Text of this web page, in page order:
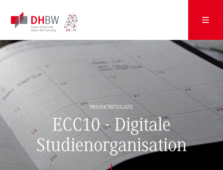
PROJEKTBETEILIGTE
ECC10 - Digitale
Studienorganisation